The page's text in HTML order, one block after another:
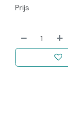
Prijs